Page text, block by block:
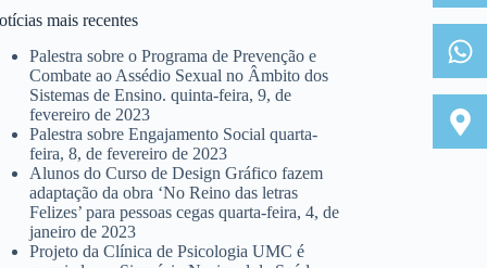
mais recentes
Palestra sobre o Programa de Prevenção e
Combate ao Assédio Sexual no Âmbito dos
Sistemas de Ensino. quinta-feira, 9, de
fevereiro de 2023
Palestra sobre Engajamento Social quarta-
feira, 8, de fevereiro de 2023
Alunos do Curso de Design Gráfico fazem
adaptação da obra ‘No Reino das letras
Felizes’ para pessoas cegas quarta-feira, 4, de
janeiro de 2023
Projeto da Clínica de Psicologia UMC é